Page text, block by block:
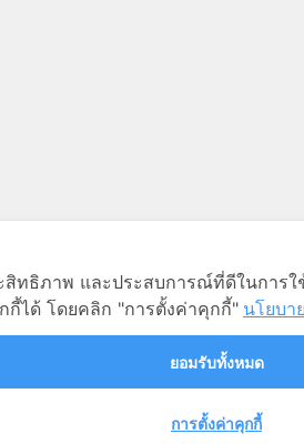
สิทธิภาพ และประสบการณ์ที่ดีในการ
กี้ได้ โดยคลิก "การตั้งค่าคุกกี้" นโยบา
ยอมรับทั้งหมด
การตั้งค่าคุกกี้